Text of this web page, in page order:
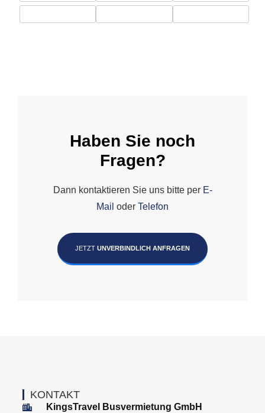
Haben Sie noch
Fragen?
Dann kontaktieren Sie uns bitte per E-
Mail oder Telefon
JETZT UNVERBINDLICH ANFRAGEN
KONTAKT
KingsTravel Busvermietung GmbH